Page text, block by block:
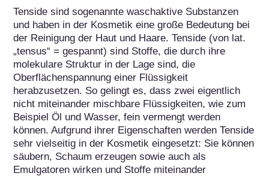
Tenside sind sogenannte waschaktive Substanzen
und haben in der Kosmetik eine große Bedeutung bei
der Reinigung der Haut und Haare. Tenside (von lat.
„tensus“ = gespannt) sind Stoffe, die durch ihre
molekulare Struktur in der Lage sind, die
Oberflächenspannung einer Flüssigkeit
herabzusetzen. So gelingt es, dass zwei eigentlich
nicht miteinander mischbare Flüssigkeiten, wie zum
Beispiel Öl und Wasser, fein vermengt werden
können. Aufgrund ihrer Eigenschaften werden Tenside
sehr vielseitig in der Kosmetik eingesetzt: Sie können
säubern, Schaum erzeugen sowie auch als
Emulgatoren wirken und Stoffe miteinander